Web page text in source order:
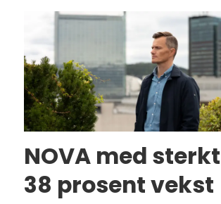
NOVA med
38 prosent vekst